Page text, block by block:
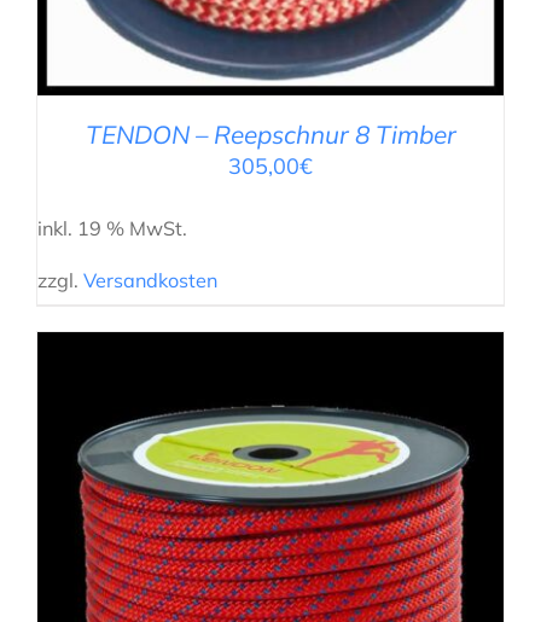
TENDON – Reepschnur 8 Timber
305,00€
inkl. 19 % MwSt.
zzgl. Versandkosten